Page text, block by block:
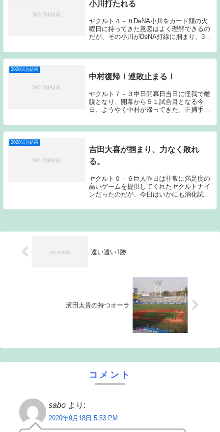
小川打たれる
ヤクルト４－８DeNA小川をカード頭の火
曜日に持ってきた意図はよく理解できるの
だが、その小川がDeNA打線に掴まり、3回
まった。前回登板の9回のピッチングを引
きずった訳ではないと思うのだが、今シー
2020試合結果
中村復帰！連敗止まる！
ヤクルト７－３中日開幕日当日に怪我で離
脱となり、開幕から５１試合目となる今
日、ようやく中村が帰ってきた。正捕手が
により、ヤクルトの捕手陣は日替わり体制
で戦ってきた。そんな中でよく踏ん張って
2020試合結果
吉田大喜が掴まり、力なく敗れ
る。
ヤクルト０－６巨人昨日は非常に満足度の
高いゲームを提供してくれたヤクルトナイ
ンだったのだが、今日はいかにも消化試合
大喜に関しては、初回に決め球の無さから
遠い遠い1勝
濱田太貴の持つオーラ
コメント
sabo より:
2020年9月18日 5:53 PM